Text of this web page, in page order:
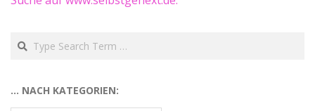
Search
… NACH KATEGORIEN: